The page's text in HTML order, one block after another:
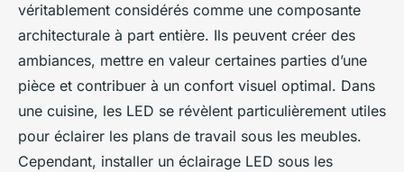
véritablement considérés comme une composante
architecturale à part entière. Ils peuvent créer des
ambiances, mettre en valeur certaines parties d’une
pièce et contribuer à un confort visuel optimal. Dans
une cuisine, les LED se révèlent particulièrement utiles
pour éclairer les plans de travail sous les meubles.
Cependant, installer un éclairage LED sous les